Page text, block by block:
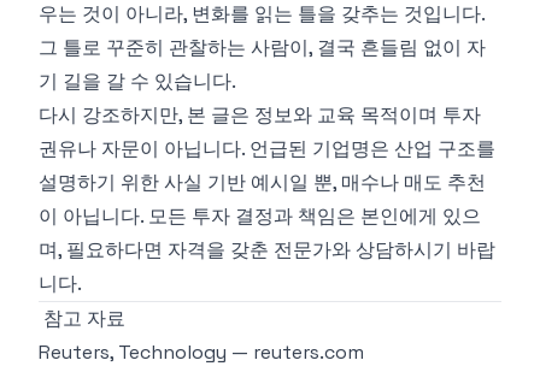
우는 것이 아니라, 변화를 읽는 틀을 갖추는 것입니다.
그 틀로 꾸준히 관찰하는 사람이, 결국 흔들림 없이 자
기 길을 갈 수 있습니다.
다시 강조하지만, 본 글은 정보와 교육 목적이며 투자
권유나 자문이 아닙니다. 언급된 기업명은 산업 구조를
설명하기 위한 사실 기반 예시일 뿐, 매수나 매도 추천
이 아닙니다. 모든 투자 결정과 책임은 본인에게 있으
며, 필요하다면 자격을 갖춘 전문가와 상담하시기 바랍
니다.
참고 자료
Reuters, Technology — reuters.com